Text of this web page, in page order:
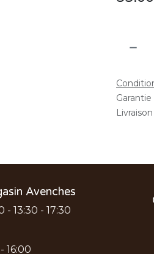
Avenches
- 13:30 - 17:30
16:00